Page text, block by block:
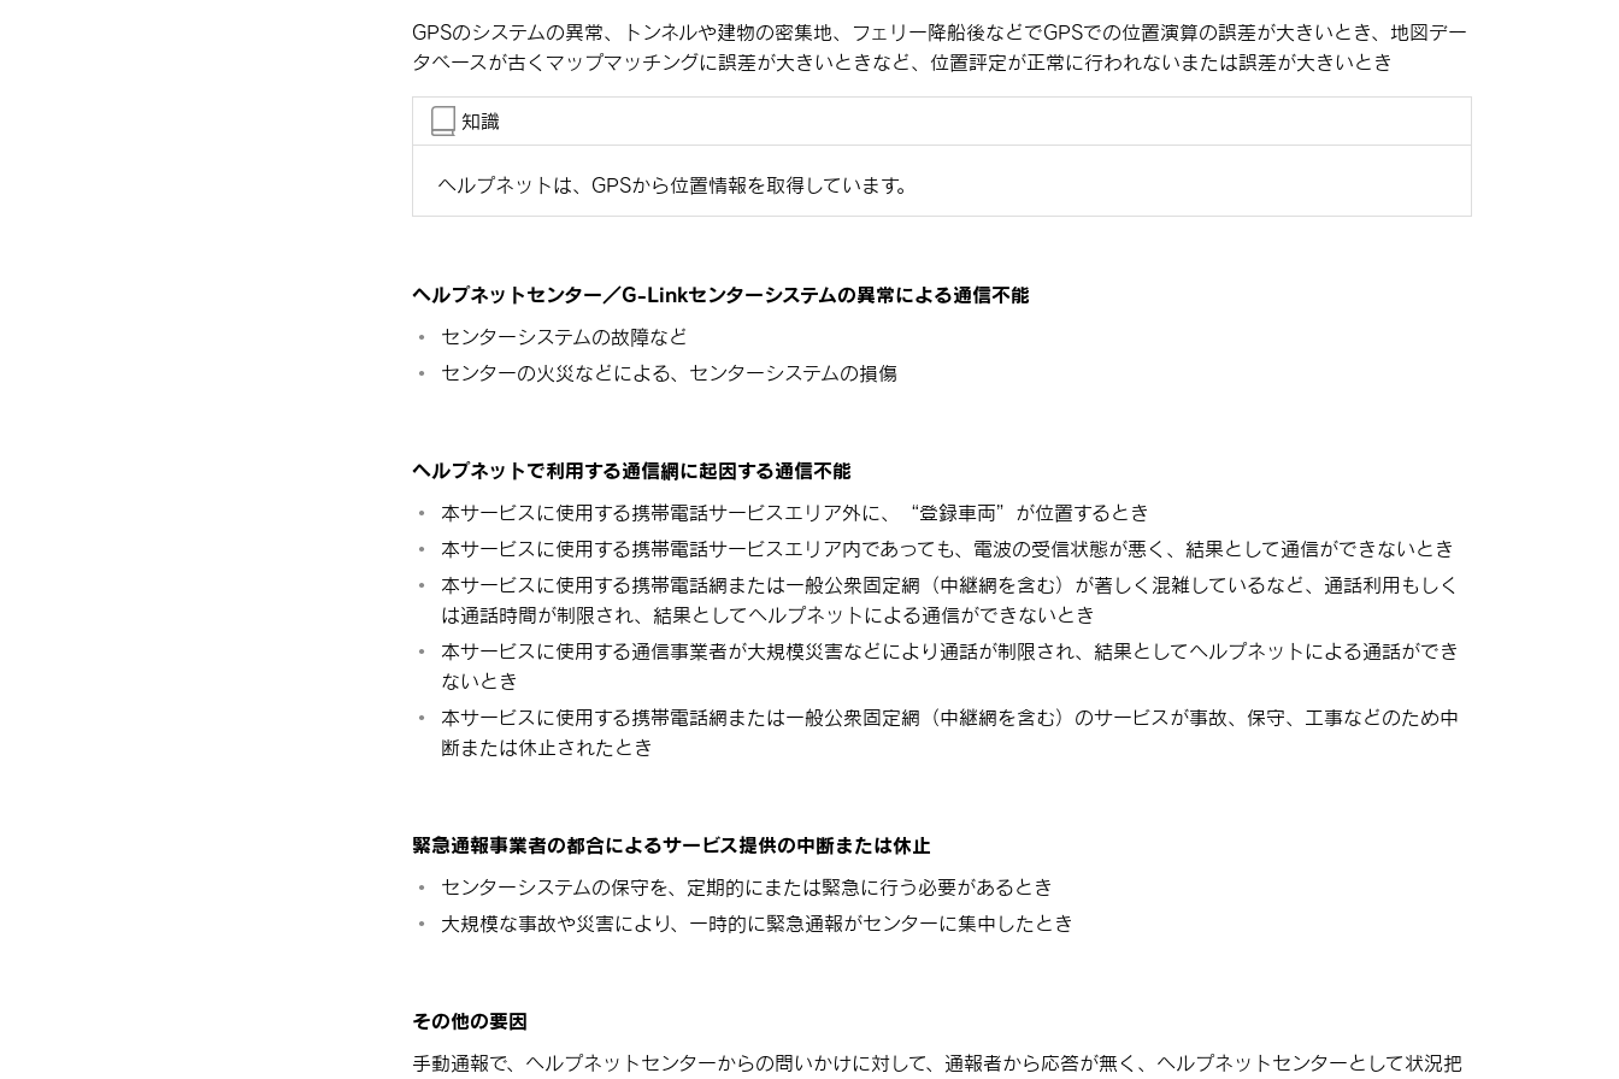
GPSのシステムの異常、トンネルや建物の密集地、フェリー降船後などでGPSでの位置演算の誤差が大きいとき、地図デー
タベースが古くマップマッチングに誤差が大きいときなど、位置評定が正常に行われないまたは誤差が大きいとき
知識
ヘルプネットは、GPSから位置情報を取得しています。
ヘルプネットセンター／G-Linkセンターシステムの異常による通信不能
センターシステムの故障など
センターの火災などによる、センターシステムの損傷
ヘルプネットで利用する通信網に起因する通信不能
本サービスに使用する携帯電話サービスエリア外に、“登録車両”が位置するとき
本サービスに使用する携帯電話サービスエリア内であっても、電波の受信状態が悪く、結果として通信ができないとき
本サービスに使用する携帯電話網または一般公衆固定網（中継網を含む）が著しく混雑しているなど、通話利用もしく
は通話時間が制限され、結果としてヘルプネットによる通信ができないとき
本サービスに使用する通信事業者が大規模災害などにより通話が制限され、結果としてヘルプネットによる通話ができ
ないとき
本サービスに使用する携帯電話網または一般公衆固定網（中継網を含む）のサービスが事故、保守、工事などのため中
断または休止されたとき
緊急通報事業者の都合によるサービス提供の中断または休止
センターシステムの保守を、定期的にまたは緊急に行う必要があるとき
大規模な事故や災害により、一時的に緊急通報がセンターに集中したとき
その他の要因
手動通報で、ヘルプネットセンターからの問いかけに対して、通報者から応答が無く、ヘルプネットセンターとして状況把